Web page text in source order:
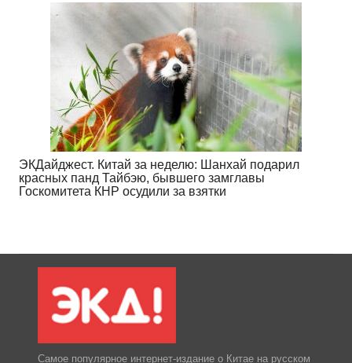
ЭКДайджест. Китай за неделю: Шанхай подарил
красных панд Тайбэю, бывшего замглавы
Госкомитета КНР осудили за взятки
Самое популярное интернет-издание о Китае на русском